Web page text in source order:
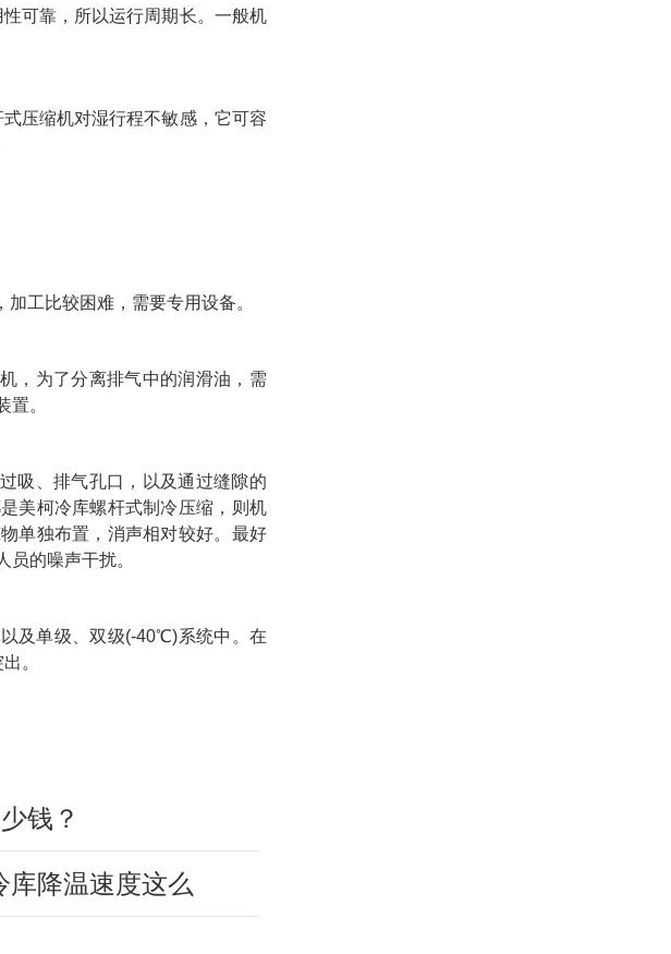
可靠，所以运行周期长。一般机
压缩机对湿行程不敏感，它可容
工比较困难，需要专用设备。
，为了分离排气中的润滑油，需
置。
吸、排气孔口，以及通过缝隙的
美柯冷库螺杆式制冷压缩，则机
单独布置，消声相对较好。最好
的噪声干扰。
及单级、双级(-40℃)系统中。在
。
钱？
库降温速度这么